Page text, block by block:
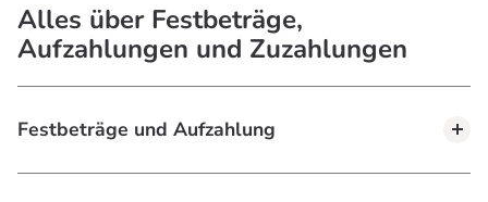
Alles über Festbeträge,
Aufzahlungen und Zuzahlungen
Festbeträge und Aufzahlung